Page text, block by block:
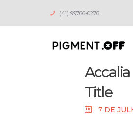
(41) 99766-0276
Title
7 DE